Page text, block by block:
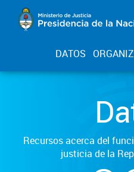
DATOS
Recursos acerca del
justicia de la